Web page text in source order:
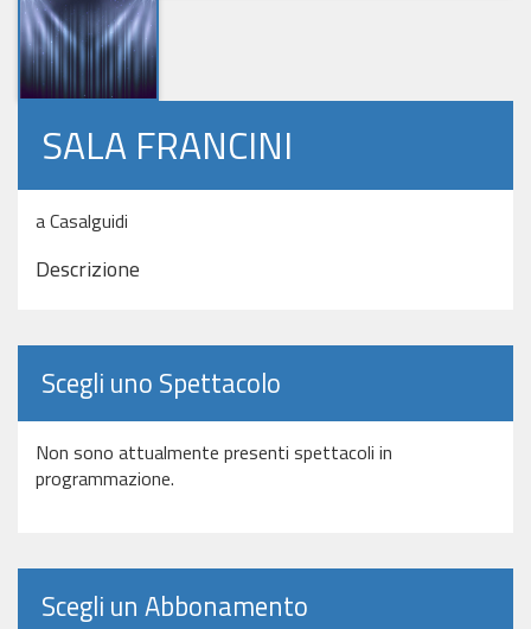
SALA FRANCINI
a Casalguidi
Descrizione
Scegli uno Spettacolo
Non sono attualmente presenti spettacoli in
programmazione.
Scegli un Abbonamento